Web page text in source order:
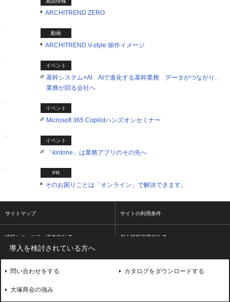
ARCHITREND ZERO
動画
ARCHITREND V-style 操作イメージ
イベント
基幹システム×AI AIで進化する基幹業務 データがつながり、
業務が回る会社へ
イベント
Microsoft 365 Copilotハンズオンセミナー
イベント
「kintone」は業務アプリのその先へ
PR
そのお困りごとは「オンライン」で解決できます。
導入を検討されている方へ
問い合わせをする カタログをダウンロードする
大塚商会の強み
サイトマップ サイトの利用条件
情報セキュリティ基本方針 個人情報保護方針
ソーシャルメディア利用方針 大塚商会ホームページ
2026 OTSUKA CORPORATION